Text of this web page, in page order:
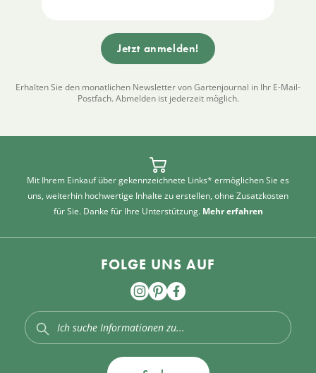
Erhalten Sie den monatlichen Newsletter von Gartenjournal in Ihr E-Mail-
Postfach. Abmelden ist jederzeit möglich.
Mit Ihrem Einkauf über gekennzeichnete Links* ermöglichen Sie es
uns, weiterhin hochwertige Inhalte zu erstellen, ohne Zusatzkosten
für Sie. Danke für Ihre Unterstützung. Mehr erfahren
FOLGE UNS AUF